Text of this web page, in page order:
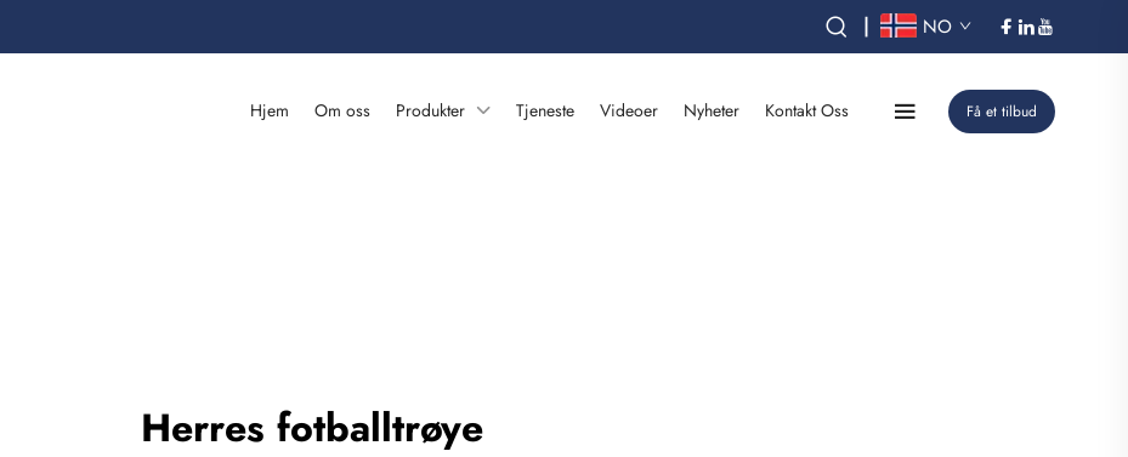
| NO
Hjem Om oss Produkter Tjeneste Videoer Nyheter Kontakt Oss Få et tilbud
Herres fotballtrøye